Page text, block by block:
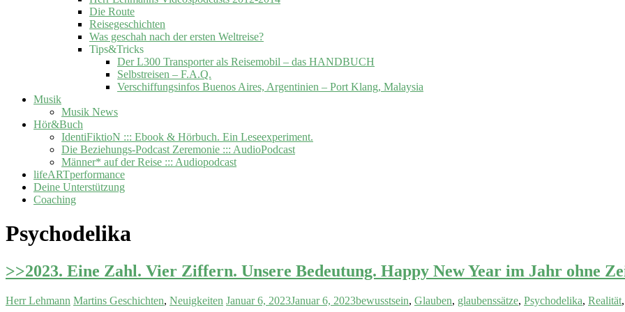
Die Route
Reisegeschichten
Was geschah nach der ersten Weltreise?
Tips&Tricks
Der L300 Transporter als Reisemobil – das HANDBUCH
Selbstreisen – F.A.Q.
Verschiffungsinfos Buenos Aires, Argentinien – Port Klang, Malaysia
Musik
Musik News
Hör&Buch
IdentiFiktioN ::: Ebook & Hörbuch. Ein Leseexperiment.
Die Beziehungs-Podcast Zeremonie ::: AudioPodcast
Männer* auf der Reise ::: Audiopodcast
lifeARTperformance
Deine Unterstützung
Coaching
Psychodelika
>>2023. Eine Zahl. Vier Ziffern. Unsere Bedeutung. Happy New Year im Jahr ohne
Herr Lehmann Martins Geschichten, Neuigkeiten Januar 6, 2023Januar 6, 2023bewusstsein, Glauben, glaubenssätze, Psychodelika, Realität